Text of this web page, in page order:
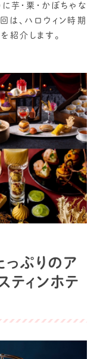
芋・栗・かぼちゃな
は、ハロウィン時期
紹介します。
っぷりのア
ティンホテ